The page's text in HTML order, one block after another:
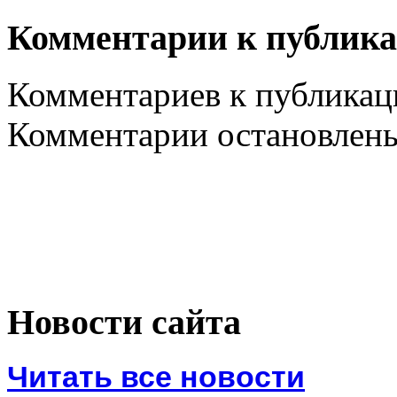
Комментарии к
Комментариев к
Комментарии
Новости сайта
Читать все новости